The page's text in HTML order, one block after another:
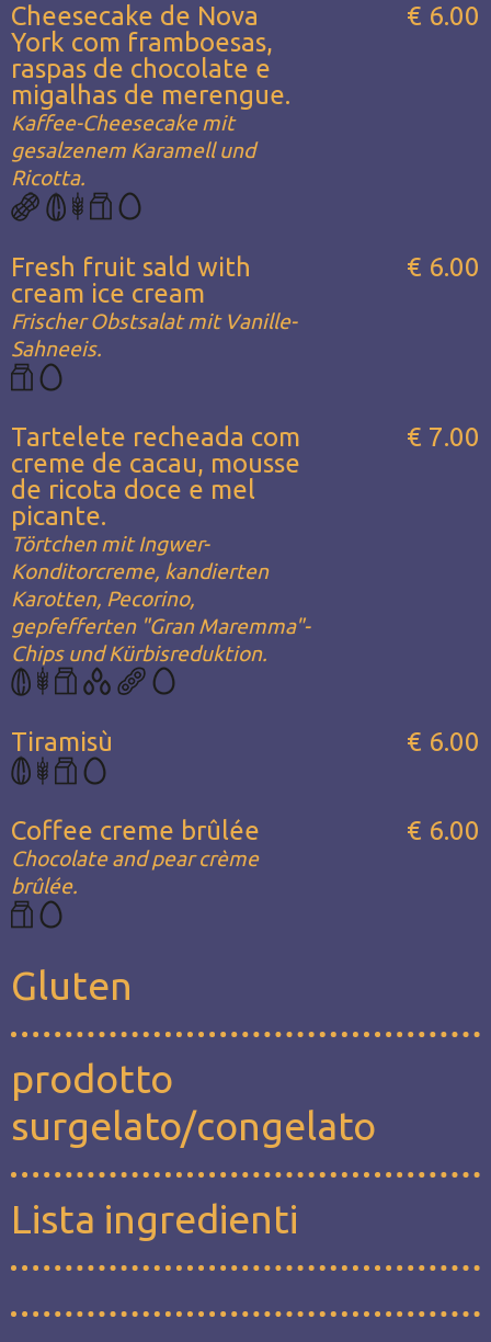
Cheesecake de Nova
York com framboesas,
raspas de chocolate e
migalhas de merengue.
Kaffee-Cheesecake mit
gesalzenem Karamell und
Ricotta.
€ 6.00
Fresh fruit sald with
cream ice cream
Frischer Obstsalat mit Vanille-
Sahneeis.
€ 6.00
Tartelete recheada com
creme de cacau, mousse
de ricota doce e mel
picante.
Törtchen mit Ingwer-
Konditorcreme, kandierten
Karotten, Pecorino,
gepfefferten "Gran Maremma"-
Chips und Kürbisreduktion.
€ 7.00
Tiramisù € 6.00
Coffee creme brûlée
Chocolate and pear crème
brûlée.
€ 6.00
Gluten
prodotto
surgelato/congelato
Lista ingredienti